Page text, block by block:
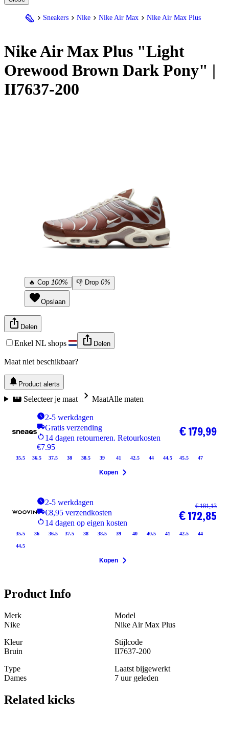
Sneakers Nike Nike Air Max Nike Air Max Plus
NikeAir Max Plus "Light
Orewood Brown Dark Pony" |
II7637-200
🔥 Cop 100% 👎 Drop 0%
Opslaan
Delen
Enkel NL shops Delen
Maat niet beschikbaar?
Product alerts
Selecteer je maat MaatAlle maten
2-5 werkdagen
Gratis verzending
14 dagen retourneren. Retourkosten
€7.95
35.5 36.5 37.5 38 38.5 39 41 42.5 44 44.5 45.5 47
€ 179,99
Kopen
2-5 werkdagen
€8,95 verzendkosten
14 dagen op eigen kosten
35.5 36 36.5 37.5 38 38.5 39 40 40.5 41 42.5 44
44.5
€ 181,13
€ 172,85
Kopen
Product Info
Merk
Nike
Model
Nike Air Max Plus
Kleur
Bruin
Stijlcode
II7637-200
Type
Dames
Laatst bijgewerkt
7 uur geleden
Related kicks